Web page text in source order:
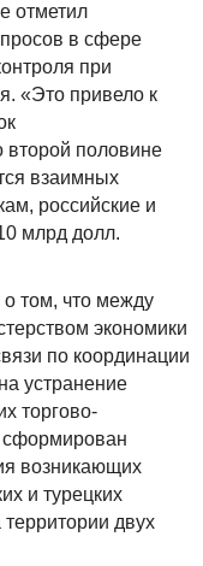
отметил
в сфере
при
«Это привело к
второй половине
взаимных
российские и
млрд долл.
том, что между
экономики
по координации
устранение
торгово-
сформирован
возникающих
и турецких
двух